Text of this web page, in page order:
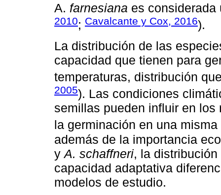
A. farnesiana es considerada
2010; Cavalcante y Cox, 2016).
La distribución de las
capacidad que tienen para
temperaturas, distribución
2005). Las condiciones
semillas pueden influir en los
la germinación en una
además de la importancia
yA. schaffneri, la
capacidad adaptativa
modelos de estudio.